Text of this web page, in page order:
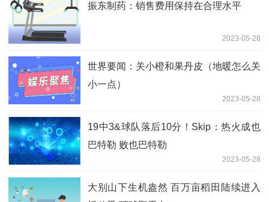
振东制药：销售费用保持在合理水平
2023-05-28
世界要闻：关小橙和果丹皮（地暖怎么关
小一点）
2023-05-28
19中3&球队落后10分！Skip：热火成也
巴特勒 败也巴特勒
2023-05-28
大别山下生机盎然 百万亩稻田陆续进入